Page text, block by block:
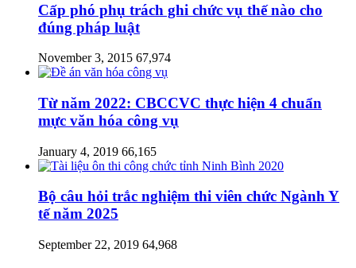
Cấp phó phụ trách ghi chức vụ thế nào cho
đúng pháp luật
November 3, 2015 67,974
Từ năm 2022: CBCCVC thực hiện 4 chuẩn
mực văn hóa công vụ
January 4, 2019 66,165
Bộ câu hỏi trắc nghiệm thi viên chức Ngành Y
tế năm 2025
September 22, 2019 64,968